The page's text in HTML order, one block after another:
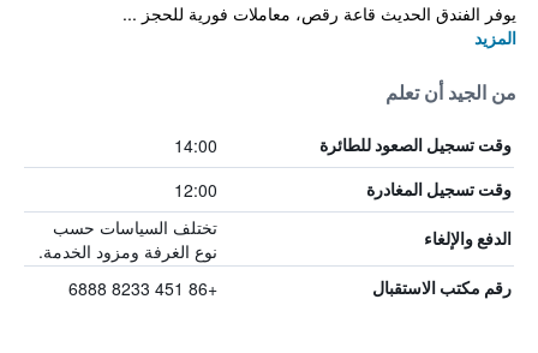
يوفر الفندق الحديث قاعة رقص، معاملات فورية للحجز ...
المزيد
من الجيد أن تعلم
وقت تسجيل الصعود للطائرة 14:00
وقت تسجيل المغادرة 12:00
الدفع والإلغاء
تختلف السياسات حسب
نوع الغرفة ومزود الخدمة.
رقم مكتب الاستقبال +86 451 8233 6888